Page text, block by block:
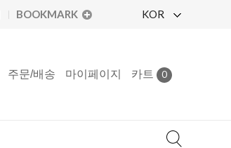
BOOKMARK KOR
주문/배송 마이페이지 카트 0